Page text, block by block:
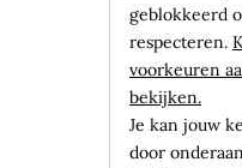
geblokkeerd
respecteren.
voorkeuren
bekijken.
Je kan jouw
door